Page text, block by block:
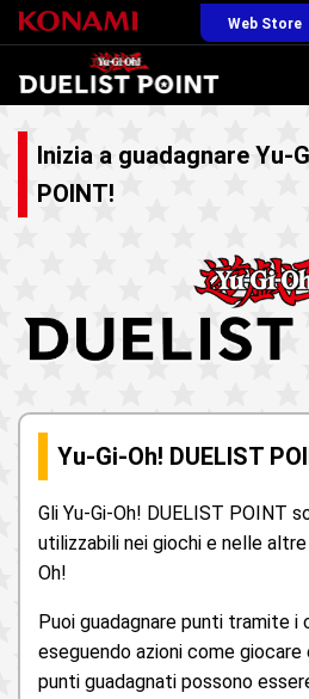
Web Store
Inizia a guadagnare Yu-
POINT!
Yu-Gi-Oh! DUELIST
Gli Yu-Gi-Oh! DUELIST POINT
utilizzabili nei giochi e nelle
Oh!
Puoi guadagnare punti tramite i
eseguendo azioni come giocare
punti guadagnati possono